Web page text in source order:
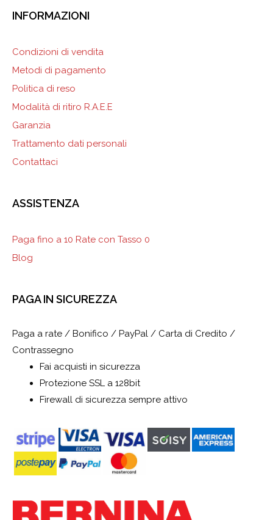
INFORMAZIONI
Condizioni di vendita
Metodi di pagamento
Politica di reso
Modalità di ritiro R.A.E.E
Garanzia
Trattamento dati personali
Contattaci
ASSISTENZA
Paga fino a 10 Rate con Tasso 0
Blog
PAGA IN SICUREZZA
Paga a rate / Bonifico / PayPal / Carta di Credito /
Contrassegno
Fai acquisti in sicurezza
Protezione SSL a 128bit
Firewall di sicurezza sempre attivo